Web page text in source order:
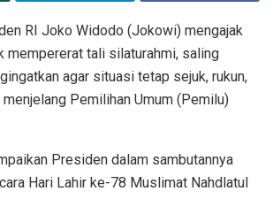
RI Joko Widodo (Jokowi) mengajak
mempererat tali silaturahmi, saling
agar situasi tetap sejuk, rukun,
Pemilihan Umum (Pemilu)
Presiden dalam sambutannya
Hari Lahir ke-78 Muslimat Nahdlatul